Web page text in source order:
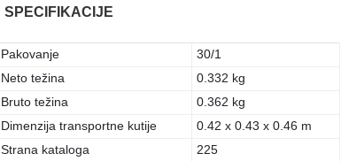
SPECIFIKACIJE
Pakovanje
30/1
Neto težina
0.332 kg
Bruto težina
0.362 kg
Dimenzija transportne kutije
0.42 x 0.43 x 0.46 m
Strana kataloga
225